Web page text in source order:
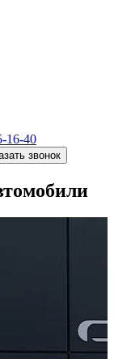
16-40
звонок